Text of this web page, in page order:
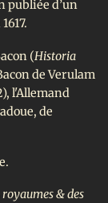
publiée d’un
(Historia
de Verulam
l'Allemand
de
& des